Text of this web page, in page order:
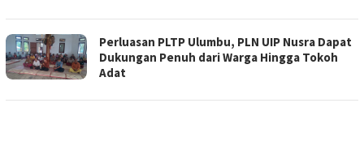
Perluasan PLTP Ulumbu, PLN UIP Nusra Dapat
Dukungan Penuh dari Warga Hingga Tokoh
Adat